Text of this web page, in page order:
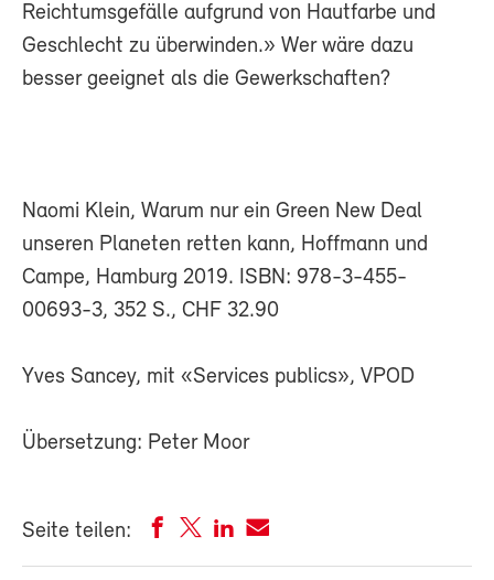
Reichtumsgefälle aufgrund von Hautfarbe und
Geschlecht zu überwinden.» Wer wäre dazu
besser geeignet als die Gewerkschaften?
Naomi Klein, Warum nur ein Green New Deal
unseren Planeten retten kann, Hoffmann und
Campe, Hamburg 2019. ISBN: 978-3-455-
00693-3, 352 S., CHF 32.90
Yves Sancey, mit «Services publics», VPOD
Übersetzung: Peter Moor
Seite teilen: